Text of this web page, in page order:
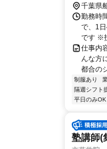
千葉県
勤務時
で、1
です ※
仕事
んな方
都合の
制服あり
隔週シフト
平日のみOK
塾講師(